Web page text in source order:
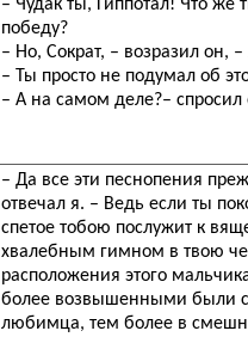
– Чудак ты, Гиппотал! Что
победу?
– Но, Сократ, – возразил он,
– Ты просто не подумал об
– А на самом деле?– спросил
– Да все эти песнопения
отвечал я. – Ведь если ты
спетое тобою послужит к
хвалебным гимном в твою
расположения этого
более возвышенными были
любимца, тем более в